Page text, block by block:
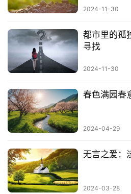
.........................................................
一路艰辛，一路风景。
你的目光所及，
就是你的人生境界。
.........................................................
2024-11-30
都市里的孤
寻找
2024-11-30
春色满园春
2024-04-29
无言之爱：
2024-03-28